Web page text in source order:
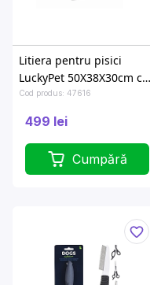
Litiera pentru pisici
LuckyPet 50Х38Х30cm cu
periti inalti, polipropilena
Cod produs: 47616
499 lei
Cumpără